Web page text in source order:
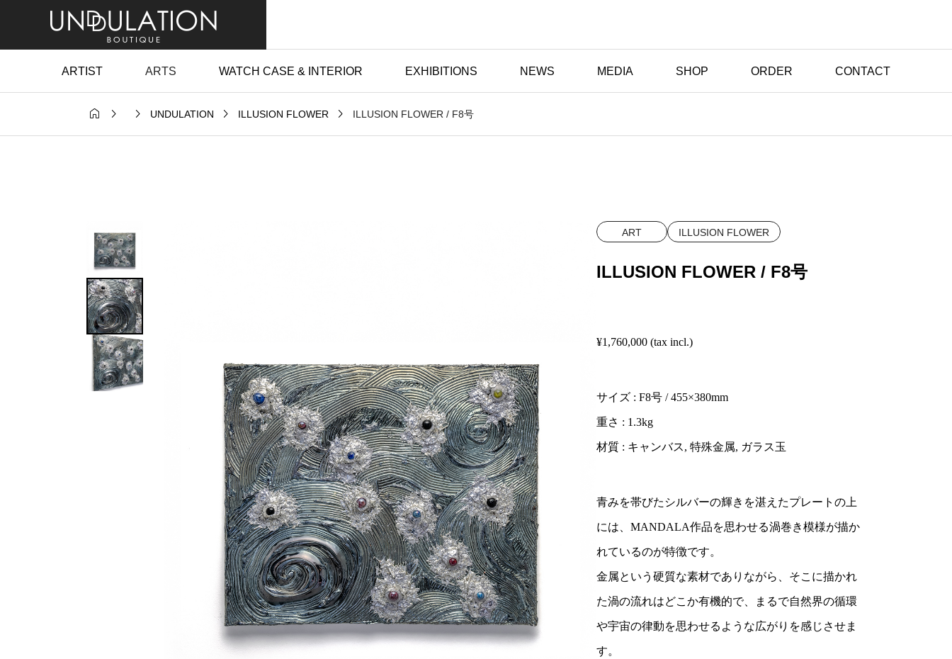
ARTIST ARTS WATCH CASE & INTERIOR EXHIBITIONS NEWS MEDIA SHOP ORDER CONTACT
   UNDULATION  ILLUSION FLOWER  ILLUSION FLOWER / F8号
ART ILLUSION FLOWER
ILLUSION FLOWER / F8号
¥1,760,000 (tax incl.)
サイズ : F8号 / 455×380mm
重さ : 1.3kg
材質 : キャンバス, 特殊金属, ガラス玉
青みを帯びたシルバーの輝きを湛えたプレートの上
には、MANDALA作品を思わせる渦巻き模様が描か
れているのが特徴です。
金属という硬質な素材でありながら、そこに描かれ
た渦の流れはどこか有機的で、まるで自然界の循環
や宇宙の律動を思わせるような広がりを感じさせま
す。